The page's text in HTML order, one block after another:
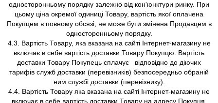
односторонньому порядку залежно від кон'юнктури ринку. При
цьому ціна окремої одиниці Товару, вартість якої оплачена
Покупцем в повному обсязі, не може бути змінена Продавцем в
односторонньому порядку.
4.3. Вартість Товару, яка вказана на сайті Інтернет-магазину не
включає в себе вартість доставки Товару Покупцю. Вартість
доставки Товару Покупець сплачує відповідно до діючих
тарифів служб доставки (перевізників) безпосередньо обраній
ним службі доставки (перевізнику).
4.4. Вартість Товару яка вказана на сайті Інтернет-магазину не
включає в себе вартість доставки Товару на адресу Покупця.